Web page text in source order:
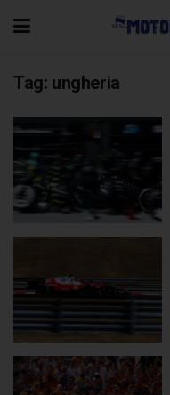
Tag: ungheria